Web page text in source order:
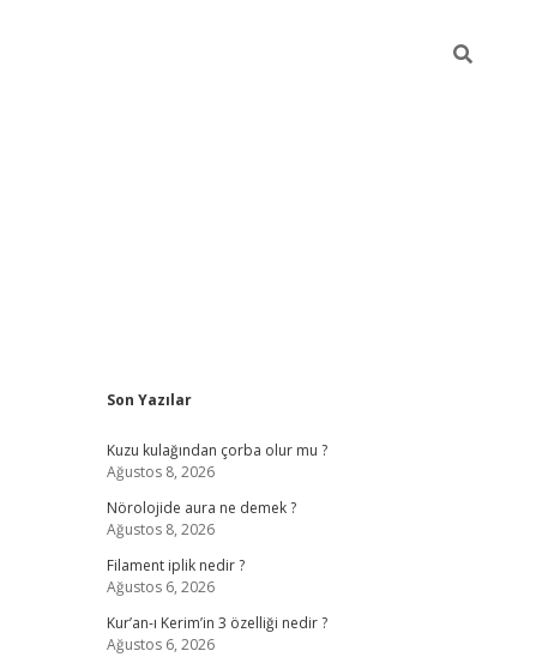
Sidebar
Son Yazılar
Kuzu kulağından çorba olur mu ?
Ağustos 8, 2026
Nörolojide aura ne demek ?
Ağustos 8, 2026
Filament iplik nedir ?
Ağustos 6, 2026
Kur’an-ı Kerim’in 3 özelliği nedir ?
Ağustos 6, 2026
vdcasino güncel giriş